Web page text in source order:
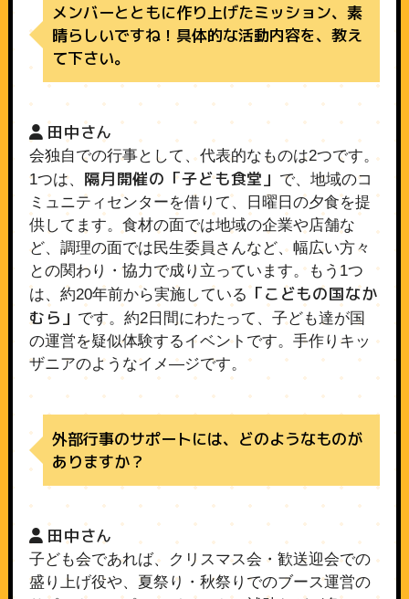
メンバーとともに作り上げたミッション、素
晴らしいですね！具体的な活動内容を、教え
て下さい。
田中さん
会独自での行事として、代表的なものは2つです。
1つは、 隔月開催の「子ども食堂」 で、地域のコ
ミュニティセンターを借りて、日曜日の夕食を提
供してます。食材の面では地域の企業や店舗な
ど、調理の面では民生委員さんなど、幅広い方々
との関わり・協力で成り立っています。もう1つ
は、約20年前から実施している「こどもの国なか
むら」 です。約2日間にわたって、子ども達が国
の運営を疑似体験するイベントです。手作りキッ
ザニアのようなイメ―ジです。
外部行事のサポートには、どのようなものが
ありますか？
田中さん
子ども会であれば、クリスマス会・歓送迎会での
盛り上げ役や、夏祭り・秋祭りでのブース運営の